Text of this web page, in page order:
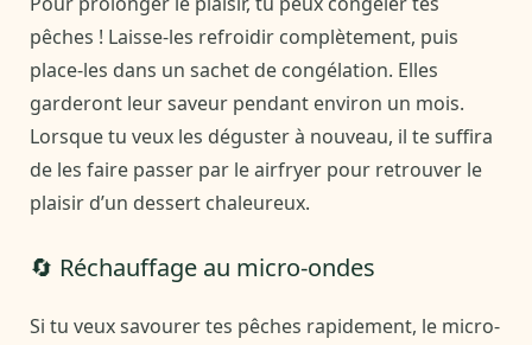
pêches ! Laisse-les refroidir complètement, puis
place-les dans un sachet de congélation. Elles
garderont leur saveur pendant environ un mois.
Lorsque tu veux les déguster à nouveau, il te suffira
de les faire passer par le airfryer pour retrouver le
plaisir d’un dessert chaleureux.
🔄 Réchauffage au micro-ondes
Si tu veux savourer tes pêches rapidement, le micro-